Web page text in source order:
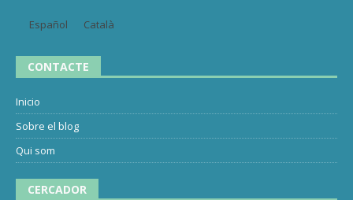
Español Català
CONTACTE
Inicio
Sobre el blog
Qui som
CERCADOR